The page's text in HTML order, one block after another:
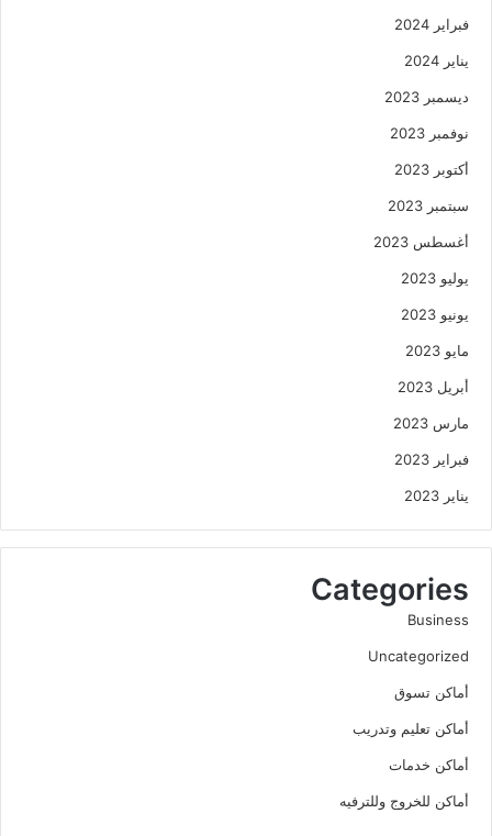
فبراير 2024
يناير 2024
ديسمبر 2023
نوفمبر 2023
أكتوبر 2023
سبتمبر 2023
أغسطس 2023
يوليو 2023
يونيو 2023
مايو 2023
أبريل 2023
مارس 2023
فبراير 2023
يناير 2023
Categories
Business
Uncategorized
أماكن تسوق
أماكن تعليم وتدريب
أماكن خدمات
أماكن للخروج وللترفيه